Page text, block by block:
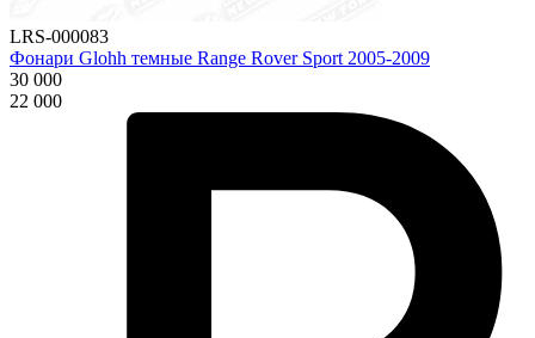
LRS-000083
Фонари Glohh темные Range Rover Sport 2005-2009
30 000
22 000